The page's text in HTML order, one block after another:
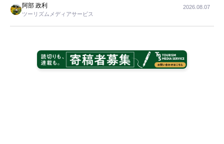
阿部 政利
ツーリズムメディアサービス
2026.08.07